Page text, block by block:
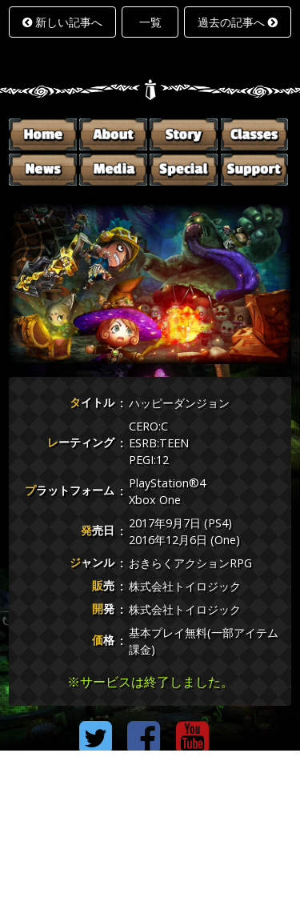
新しい記事へ 過去の記事へ
一覧
タイトル ハッピーダンジョン
レーティング
CERO:C
ESRB:TEEN
PEGI:12
プラットフォーム
PlayStation®4
Xbox One
発売日
2017年9月7日 (PS4)
2016年12月6日 (One)
ジャンル
おきらくアクションRPG
販売
株式会社トイロジック
開発
株式会社トイロジック
価格
基本プレイ無料(一部アイテム
課金)
※サービスは終了しました。